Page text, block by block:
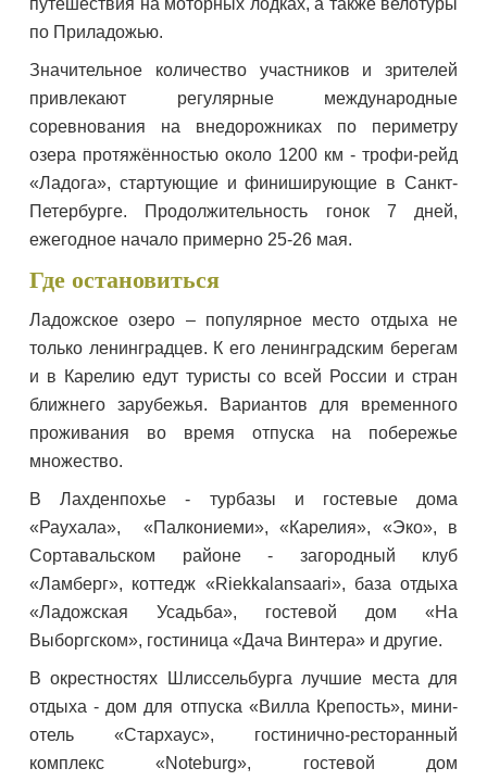
путешествия на моторных лодках, а также велотуры
по Приладожью.
Значительное количество участников и зрителей
привлекают регулярные международные
соревнования на внедорожниках по периметру
озера протяжённостью около 1200 км - трофи-рейд
«Ладога», стартующие и финиширующие в Санкт-
Петербурге. Продолжительность гонок 7 дней,
ежегодное начало примерно 25-26 мая.
Где остановиться
Ладожское озеро – популярное место отдыха не
только ленинградцев. К его ленинградским берегам
и в Карелию едут туристы со всей России и стран
ближнего зарубежья. Вариантов для временного
проживания во время отпуска на побережье
множество.
В Лахденпохье - турбазы и гостевые дома
«Раухала», «Палкониеми», «Карелия», «Эко», в
Сортавальском районе - загородный клуб
«Ламберг», коттедж «Riekkalansaari», база отдыха
«Ладожская Усадьба», гостевой дом «На
Выборгском», гостиница «Дача Винтера» и другие.
В окрестностях Шлиссельбурга лучшие места для
отдыха - дом для отпуска «Вилла Крепость», мини-
отель «Стархаус», гостинично-ресторанный
комплекс «Noteburg», гостевой дом